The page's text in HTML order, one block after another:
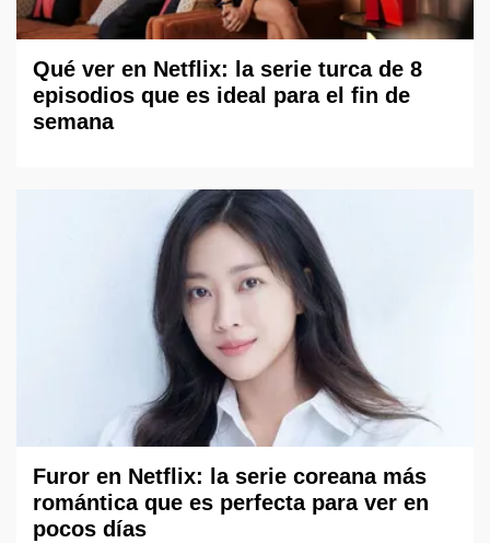
Qué ver en Netflix: la serie turca de 8
episodios que es ideal para el fin de
semana
Furor en Netflix: la serie coreana más
romántica que es perfecta para ver en
pocos días